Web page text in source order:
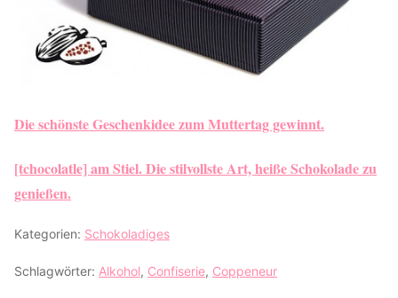
Die schönste Geschenkidee zum Muttertag gewinnt.
[tchocolatle] am Stiel. Die stilvollste Art, heiße Schokolade zu
genießen.
Kategorien: Schokoladiges
Schlagwörter: Alkohol, Confiserie, Coppeneur